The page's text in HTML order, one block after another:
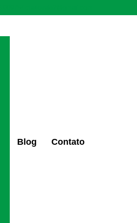
Blog Contato